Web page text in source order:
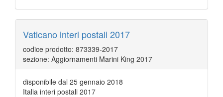
Vaticano interi postali 2017
codice prodotto: 873339-2017
sezione: Aggiornamenti Marini King 2017
disponibile dal 25 gennaio 2018
Italia interi postali 2017